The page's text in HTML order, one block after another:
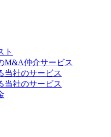
ト
M&A仲介サービス
当社のサービス
当社のサービス